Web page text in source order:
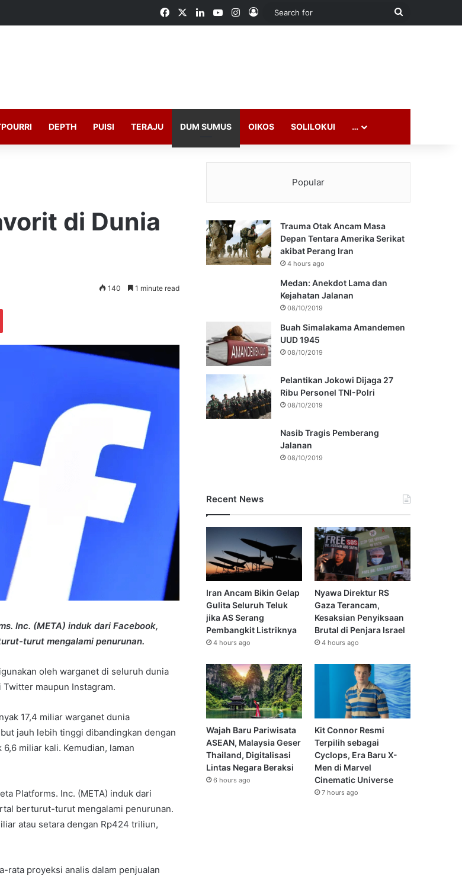
FacebookLinkedInYouTubeInstagram
Log In
Search
DEPTH PUISI TERAJU DUM SUMUS OIKOS SOLILOKUI …
di Dunia
140 1 minute read
Pinterest
Inc. (META) induk dari Facebook,
turut mengalami penurunan.
oleh warganet di seluruh dunia
maupun Instagram.
17,4 miliar warganet dunia
jauh lebih tinggi dibandingkan dengan
miliar kali. Kemudian, laman
Platforms. Inc. (META) induk dari
berturut-turut mengalami penurunan.
atau setara dengan Rp424 triliun,
rata proyeksi analis dalam penjualan
Popular
Trauma Otak Ancam Masa
Depan Tentara Amerika Serikat
akibat Perang Iran
4 hours ago
Medan: Anekdot Lama dan
Kejahatan Jalanan
08/10/2019
Buah Simalakama Amandemen
UUD 1945
08/10/2019
Pelantikan Jokowi Dijaga 27
Ribu Personel TNI-Polri
08/10/2019
Nasib Tragis Pemberang
Jalanan
08/10/2019
Recent News
Iran Ancam Bikin Gelap
Gulita Seluruh Teluk
jika AS Serang
Pembangkit Listriknya
4 hours ago
Nyawa Direktur RS
Gaza Terancam,
Kesaksian Penyiksaan
Brutal di Penjara Israel
4 hours ago
Wajah Baru Pariwisata
ASEAN, Malaysia Geser
Thailand, Digitalisasi
Lintas Negara Beraksi
6 hours ago
Kit Connor Resmi
Terpilih sebagai
Cyclops, Era Baru X-
Men di Marvel
Cinematic Universe
7 hours ago